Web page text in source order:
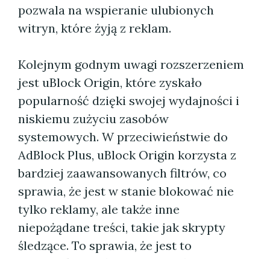
pozwala na wspieranie ulubionych
witryn, które żyją z reklam.
Kolejnym godnym uwagi rozszerzeniem
jest uBlock Origin, które zyskało
popularność dzięki swojej wydajności i
niskiemu zużyciu zasobów
systemowych. W przeciwieństwie do
AdBlock Plus, uBlock Origin korzysta z
bardziej zaawansowanych filtrów, co
sprawia, że jest w stanie blokować nie
tylko reklamy, ale także inne
niepożądane treści, takie jak skrypty
śledzące. To sprawia, że jest to